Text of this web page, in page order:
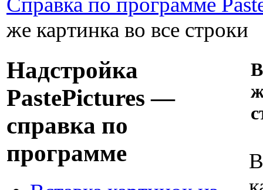
же картинка во все строки
Надстройка
PastePictures —
справка по
программе